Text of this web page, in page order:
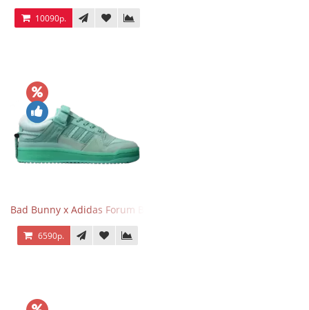
10090р.
Bad Bunny x Adidas Forum Buckle Low Mint Blue
6590р.